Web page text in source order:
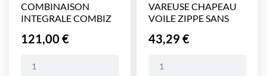
COMBINAISON
INTEGRALE COMBIZ
Prix
121,00 €
VAREUSE CHAPEAU
VOILE ZIPPE SANS
Prix
43,29 €